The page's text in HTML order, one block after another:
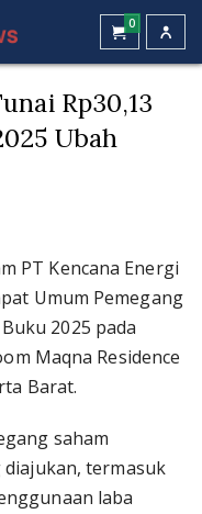
0
Rp30,13
Ubah
PT Kencana Energi
Umum Pemegang
2025 pada
Maqna Residence
Barat.
saham
termasuk
laba